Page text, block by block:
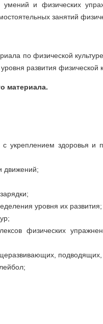
и физических
занятий
по физической
развития физической
материала.
укреплением здоровья и
движений;
уровня их развития;
физических
подводящих,